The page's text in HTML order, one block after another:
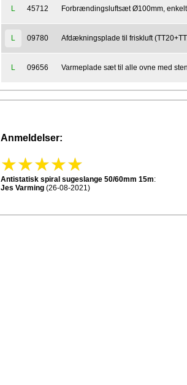
L 45712 Forbrændingsluftsæt Ø100mm,
L 09780 Afdækningsplade til friskluft
L 09656 Varmeplade sæt til alle ovne med
Anmeldelser:
Antistatisk spiral sugeslange 50/60mm 15m:
Jes Varming (26-08-2021)